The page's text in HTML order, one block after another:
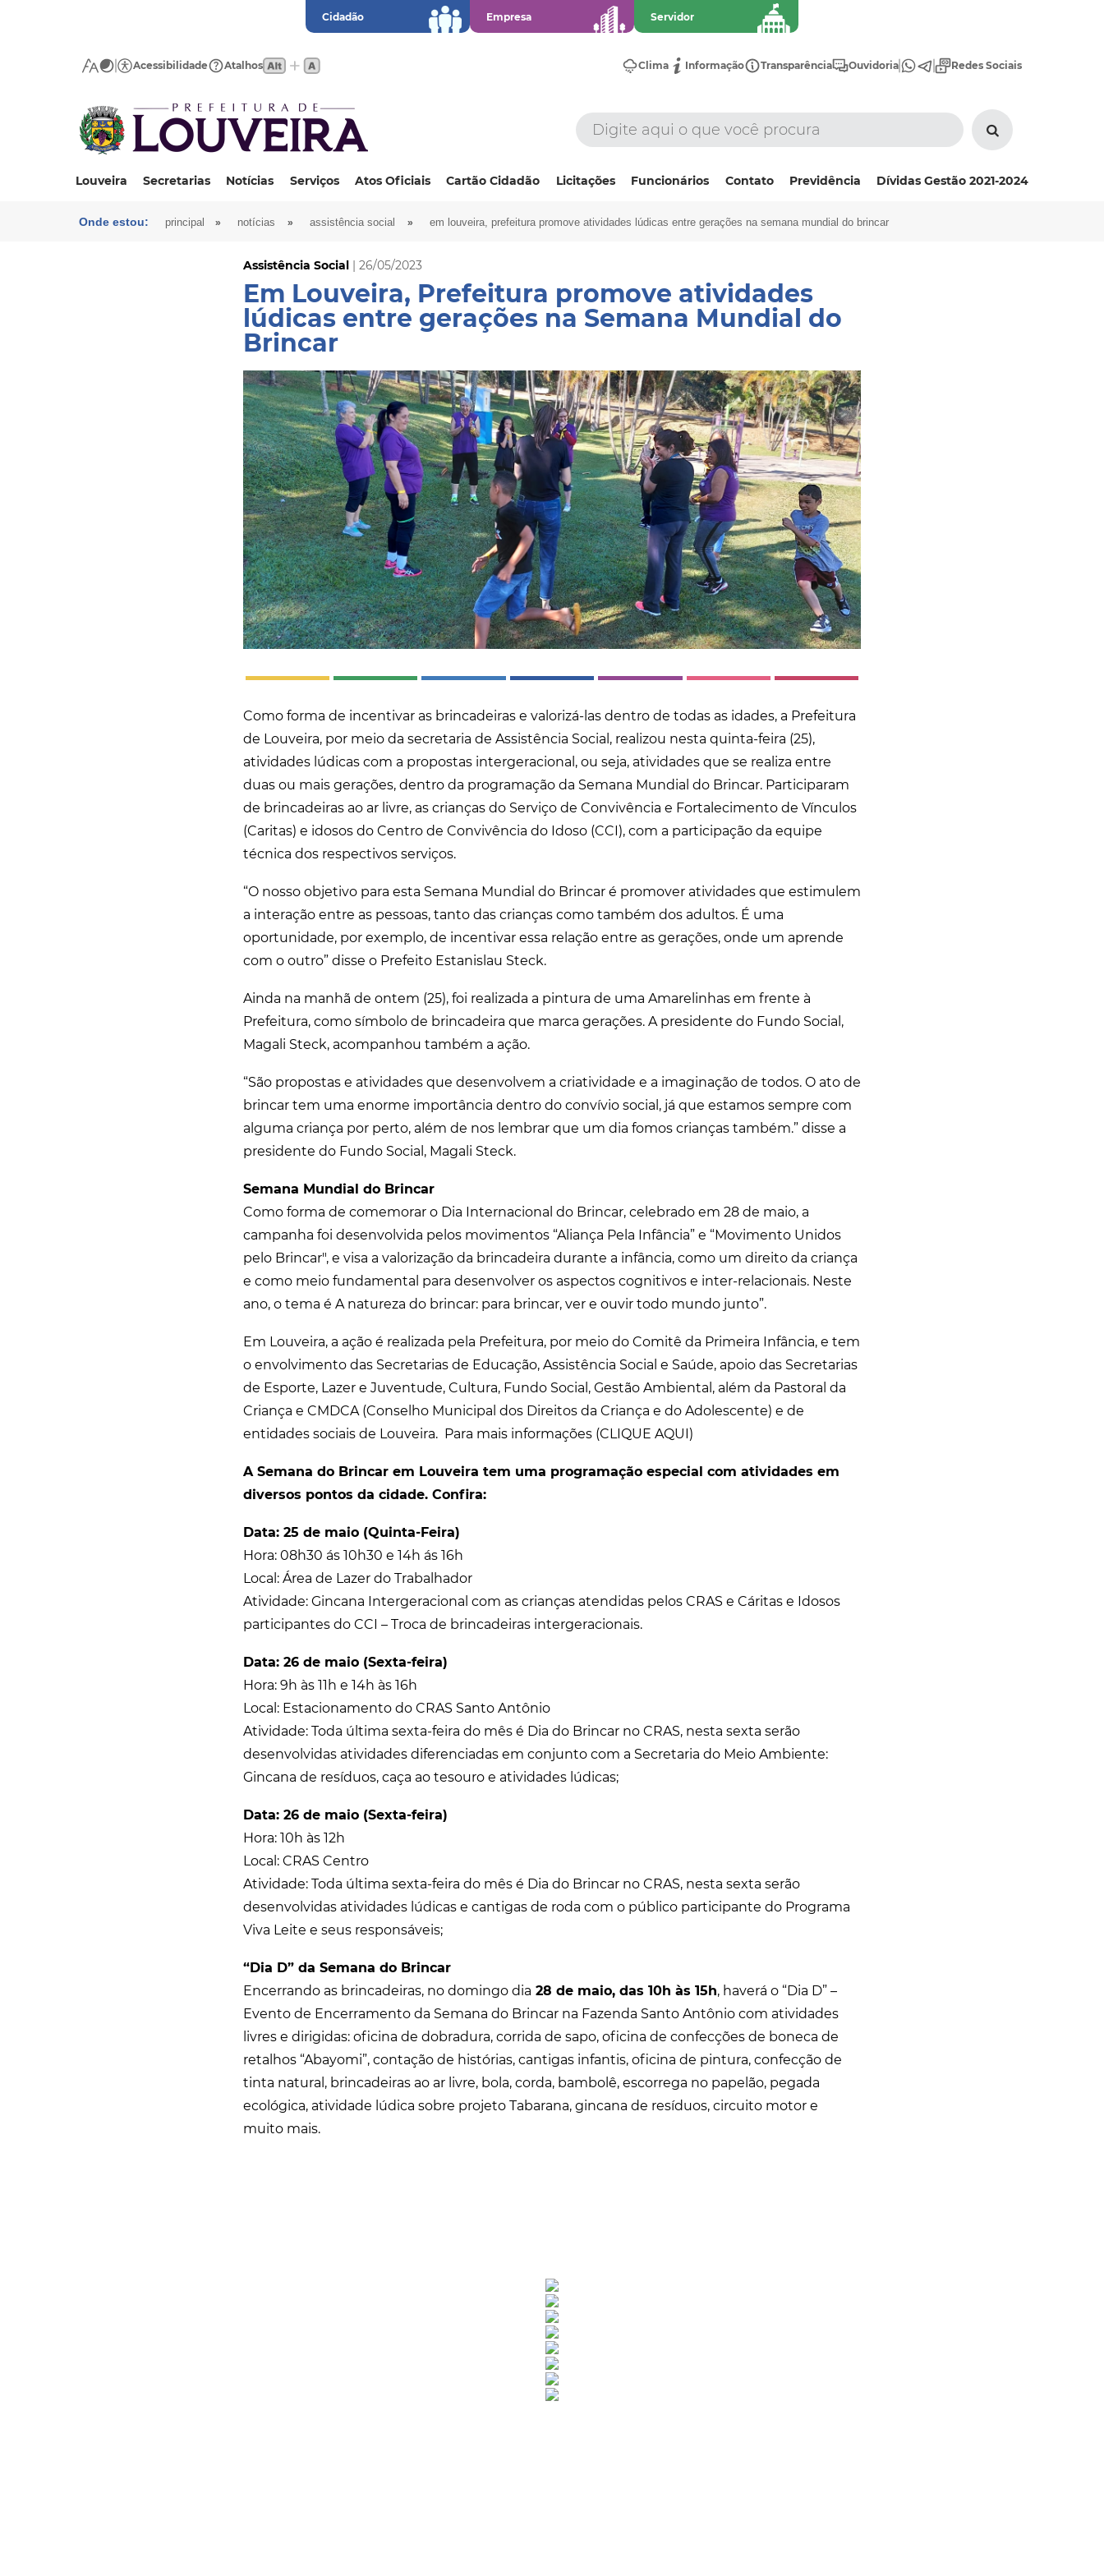
Cidadão Empresa Servidor
Acessibilidade Atalhos Clima Informação Transparência Ouvidoria Redes Sociais
Louveira Secretarias Notícias Serviços Atos Oficiais Cartão Cidadão Licitações Funcionários Contato Previdência Dívidas Gestão 2021-2024
Onde estou: principal » notícias » assistência social » em louveira, prefeitura promove atividades lúdicas entre gerações na semana mundial do brincar
Assistência Social | 26/05/2023
Em Louveira, Prefeitura promove atividades
lúdicas entre gerações na Semana Mundial do
Brincar
Como forma de incentivar as brincadeiras e valorizá-las dentro de todas as idades, a Prefeitura
de Louveira, por meio da secretaria de Assistência Social, realizou nesta quinta-feira (25),
atividades lúdicas com a propostas intergeracional, ou seja, atividades que se realiza entre
duas ou mais gerações, dentro da programação da Semana Mundial do Brincar. Participaram
de brincadeiras ao ar livre, as crianças do Serviço de Convivência e Fortalecimento de Vínculos
(Caritas) e idosos do Centro de Convivência do Idoso (CCI), com a participação da equipe
técnica dos respectivos serviços.
“O nosso objetivo para esta Semana Mundial do Brincar é promover atividades que estimulem
a interação entre as pessoas, tanto das crianças como também dos adultos. É uma
oportunidade, por exemplo, de incentivar essa relação entre as gerações, onde um aprende
com o outro” disse o Prefeito Estanislau Steck.
Ainda na manhã de ontem (25), foi realizada a pintura de uma Amarelinhas em frente à
Prefeitura, como símbolo de brincadeira que marca gerações. A presidente do Fundo Social,
Magali Steck, acompanhou também a ação.
“São propostas e atividades que desenvolvem a criatividade e a imaginação de todos. O ato de
brincar tem uma enorme importância dentro do convívio social, já que estamos sempre com
alguma criança por perto, além de nos lembrar que um dia fomos crianças também.” disse a
presidente do Fundo Social, Magali Steck.
Semana Mundial do Brincar
Como forma de comemorar o Dia Internacional do Brincar, celebrado em 28 de maio, a
campanha foi desenvolvida pelos movimentos “Aliança Pela Infância” e “Movimento Unidos
pelo Brincar", e visa a valorização da brincadeira durante a infância, como um direito da criança
e como meio fundamental para desenvolver os aspectos cognitivos e inter-relacionais. Neste
ano, o tema é A natureza do brincar: para brincar, ver e ouvir todo mundo junto”.
Em Louveira, a ação é realizada pela Prefeitura, por meio do Comitê da Primeira Infância, e tem
o envolvimento das Secretarias de Educação, Assistência Social e Saúde, apoio das Secretarias
de Esporte, Lazer e Juventude, Cultura, Fundo Social, Gestão Ambiental, além da Pastoral da
Criança e CMDCA (Conselho Municipal dos Direitos da Criança e do Adolescente) e de
entidades sociais de Louveira. Para mais informações (CLIQUE AQUI)
A Semana do Brincar em Louveira tem uma programação especial com atividades em
diversos pontos da cidade. Confira:
Data: 25 de maio (Quinta-Feira)
Hora: 08h30 ás 10h30 e 14h ás 16h
Local: Área de Lazer do Trabalhador
Atividade: Gincana Intergeracional com as crianças atendidas pelos CRAS e Cáritas e Idosos
participantes do CCI – Troca de brincadeiras intergeracionais.
Data: 26 de maio (Sexta-feira)
Hora: 9h às 11h e 14h às 16h
Local: Estacionamento do CRAS Santo Antônio
Atividade: Toda última sexta-feira do mês é Dia do Brincar no CRAS, nesta sexta serão
desenvolvidas atividades diferenciadas em conjunto com a Secretaria do Meio Ambiente:
Gincana de resíduos, caça ao tesouro e atividades lúdicas;
Data: 26 de maio (Sexta-feira)
Hora: 10h às 12h
Local: CRAS Centro
Atividade: Toda última sexta-feira do mês é Dia do Brincar no CRAS, nesta sexta serão
desenvolvidas atividades lúdicas e cantigas de roda com o público participante do Programa
Viva Leite e seus responsáveis;
“Dia D” da Semana do Brincar
Encerrando as brincadeiras, no domingo dia 28 de maio, das 10h às 15h, haverá o “Dia D” –
Evento de Encerramento da Semana do Brincar na Fazenda Santo Antônio com atividades
livres e dirigidas: oficina de dobradura, corrida de sapo, oficina de confecções de boneca de
retalhos “Abayomi”, contação de histórias, cantigas infantis, oficina de pintura, confecção de
tinta natural, brincadeiras ao ar livre, bola, corda, bambolê, escorrega no papelão, pegada
ecológica, atividade lúdica sobre projeto Tabarana, gincana de resíduos, circuito motor e
muito mais.